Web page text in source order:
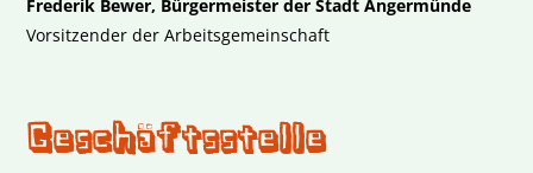
Frederik Bewer, Bürgermeister der Stadt Angermünde
Vorsitzender der Arbeitsgemeinschaft
Geschäftsstelle